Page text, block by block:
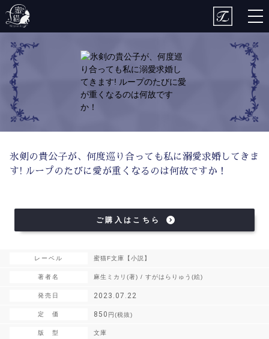
氷剣の貴公子が、何度巡り合っても私に溺愛求婚してきま
す! ループのたびに愛が重くなるのは何故ですか！
ご購入はこちら
レーベル 蜜猫F文庫【小説】
著者名 麻生ミカリ(著) / すがはらりゅう(絵)
発売日 2023.07.22
定 価 850 円(税抜)
版 型 文庫